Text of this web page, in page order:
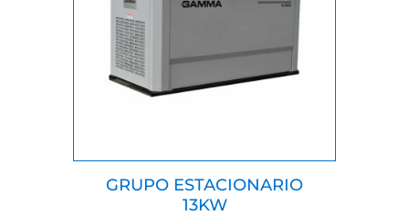
GRUPO ESTACIONARIO
13KW